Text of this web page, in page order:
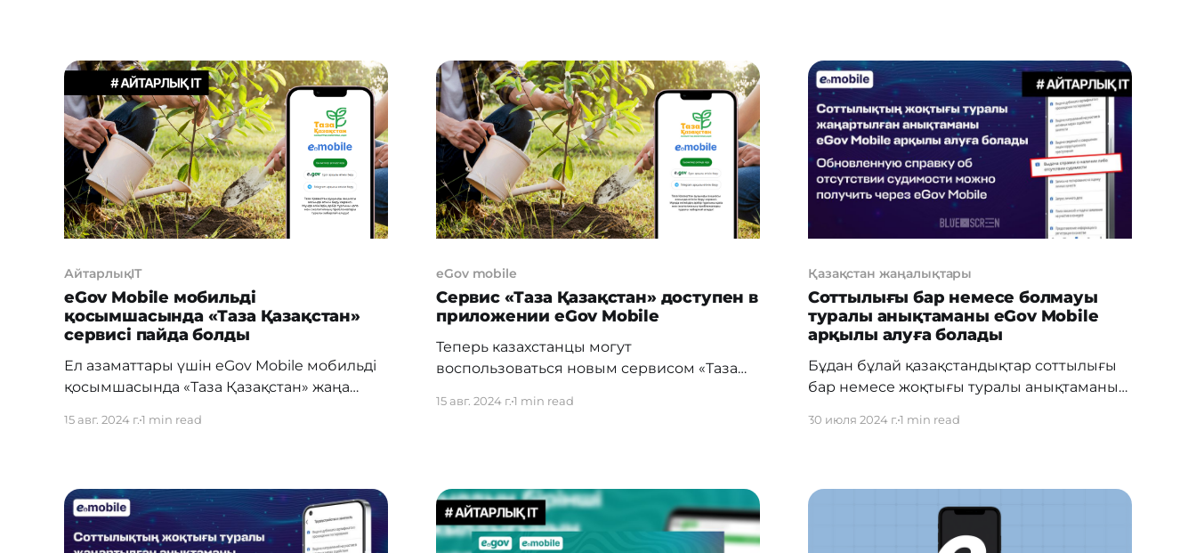
кредитоспособности онлайн. Сервис
состоит из двух разделов: «Кредитование»
и «Страхование», в которых представлена
актуальная информация о ранее
полученных пользователем кредитах и
қызметке шақырылу мәртебесі мен
әскери қызметке шақыру туралы
ақпаратты смартфонынан тікелей қарап,
бөлісе алады. Жаңа функциялар
деректерге қолжетімділікті одан әрі
ыңғайлы және жеңіл
делиться информацией о своем статусе
воинской обязанности и призыве на
воинскую службу прямо со смартфона.
Новые функции делают доступ к данным
ещё удобнее и
АйтарлықIT
eGov Mobile мобильді
қосымшасында «Таза Қазақстан»
сервисі пайда болды
Ел азаматтары үшін eGov Mobile мобильді
қосымшасында «Таза Қазақстан» жаңа
азамат смартфонның көмегімен өз
хабарлай алады. Ол үшін eGov Mobile
қосымшасындағы «Таза Қазақстан»
сервисіне өту керек. Пайдаланушылар
15 авг. 2024 г.1 min read
eGov mobile
Сервис «Таза Қазақстан» доступен в
приложении eGov Mobile
Теперь казахстанцы могут
воспользоваться новым сервисом «Таза
eGov Mobile. Функция позволяет сообщать
пользователи приложения eGov Mobile
могут фиксировать проблемы на фото и
передавать информацию ответственным
15 авг. 2024 г.1 min read
Қазақстан жаңалықтары
Соттылығы бар немесе болмауы
туралы анықтаманы eGov Mobile
арқылы алуға болады
Бұдан бұлай қазақстандықтар соттылығы
бар немесе жоқтығы туралы анықтаманы
біле алады. Бұл қызмет кәмелетке
пайдаланушылар анықтама форматын
таңдауы тиіс. Ол жерде сізге анықтама
электронды түрде немесе апостильмен
30 июля 2024 г.1 min read